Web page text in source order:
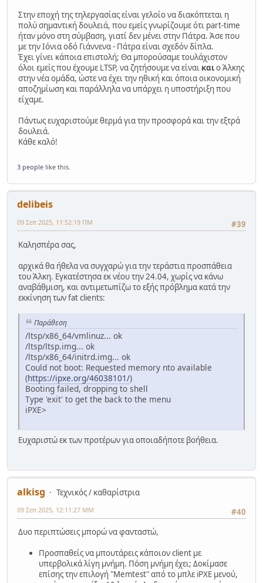
Στην εποχή της τηλεργασίας είναι γελοίο να διακόπτεται η
πολύ σημαντική δουλειά, που εμείς γνωρίζουμε ότι part-time
ήταν μόνο στη σύμβαση, γιατί δεν μένει στην Πάτρα. Άσε που
με την Ιόνια οδό Γιάννενα - Πάτρα είναι σχεδόν δίπλα.
Έχει γίνει κάποια επιστολή; Θα μπορούσαμε τουλάχιστον
όλοι εμείς που έχουμε LTSP, να ζητήσουμε να είναι καιο Άλκης
στην νέα ομάδα, ώστε να έχει την ηθική και όποια οικονομική
αποζημίωση και παράλληλα να υπάρχει η υποστήριξη που
είχαμε.
Πάντως ευχαριστούμε θερμά για την προσφορά και την εξτρά
δουλειά.
Κάθε καλό!
3 people like this.
delibeis
#39
09 Σεπ 2025, 11:52:19 ΠΜ
Καλησπέρα σας,
αρχικά θα ήθελα να συγχαρώ για την τεράστια προσπάθεια
του Άλκη. Εγκατέστησα εκ νέου την 24.04, χωρίς να κάνω
αναβάθμιση, και αντιμετωπίζω το εξής πρόβλημα κατά την
εκκίνηση των fat clients:
Παράθεση
/ltsp/x86_64/vmlinuz... ok
/ltsp/ltsp.img... ok
/ltsp/x86_64/initrd.img... ok
Could not boot: Requested memory nto available
(https://ipxe.org/46038101/)
Booting failed, dropping to shell
Type 'exit' to get the back to the menu
iPXE>
Ευχαριστώ εκ των προτέρων για οποιαδήποτε βοήθεια.
alkisg
Τεχνικός / καθαρίστρια
#40
09 Σεπ 2025, 12:11:27 ΜΜ
Δυο περιπτώσεις μπορώ να φανταστώ,
Προσπαθείς να μπουτάρεις κάποιον client με
υπερβολικά λίγη μνήμη. Πόση μνήμη έχει; Δοκίμασε
επίσης την επιλογή "Memtest" από το μπλε iPXE μενού,